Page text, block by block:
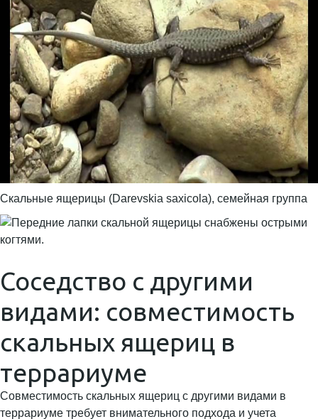
Скальные ящерицы (Darevskia saxicola), семейная группа
Соседство с другими
видами: совместимость
скальных ящериц в
террариуме
Совместимость скальных ящериц с другими видами в
террариуме требует внимательного подхода и учета